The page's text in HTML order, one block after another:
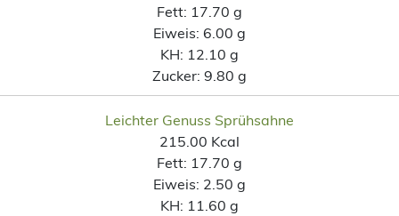
Fett: 17.70 g
Eiweis: 6.00 g
KH: 12.10 g
Zucker: 9.80 g
Leichter Genuss Sprühsahne
215.00 Kcal
Fett: 17.70 g
Eiweis: 2.50 g
KH: 11.60 g